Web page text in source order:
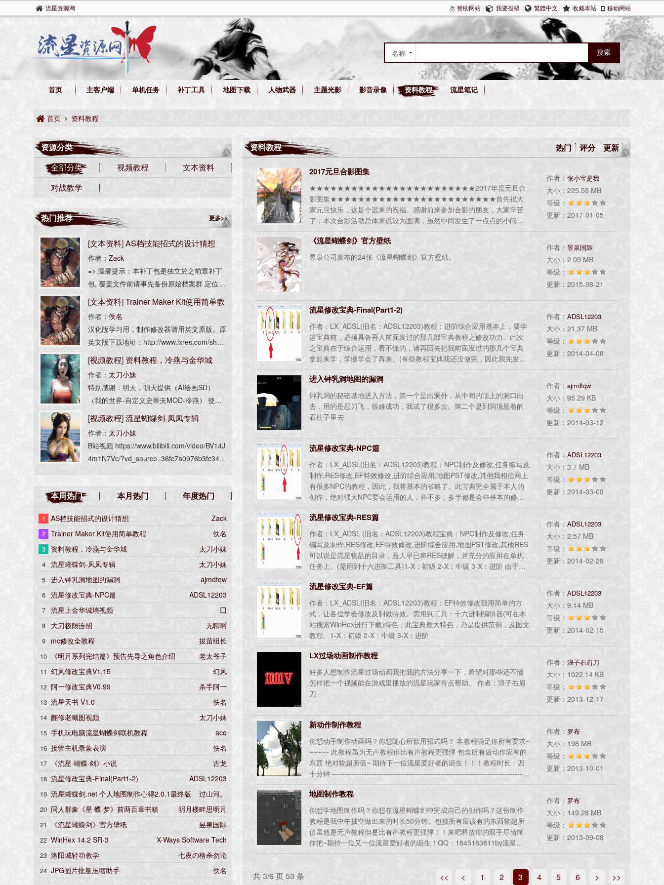
流星资源网 赞助网站 我要投稿 繁體中文 收藏本站 移动网站
名称
综合
首页 主客户端 单机任务 补丁工具 地图下载 人物武器 主题光影 影音录像 资料教程 流星笔记
首页 资料教程
资料教程 热门 评分 更新
作者： 张小宝是我
大小：225.58 MB
等级：
更新：2017-01-05
2017元旦合影图集
★★★★★★★★★★★★★★★★★★★★★★★★2017年度元旦合
影图集★★★★★★★★★★★★★★★★★★★★★★★★首先祝大
家元旦快乐，这是个迟来的祝福。感谢前来参加合影的朋友，大家辛苦
了，本次合影活动总体来说较为圆满，虽然中间发生了一点点的小问
题，但是并不能阻挡我们活动的脚步，其他的话也不多说，大家都懂，
按照计划约定，合影的图册和视频，已经全部完成，请大家欣赏。★★
图集说明★★1、单个文件3.7M，格式BMP，共110张。2、尺寸1440x9
00，可做桌面。3、百度贴吧专题地址:http://tie
作者： 昱泉国际
大小：2.09 MB
等级：
更新：2015-08-21
《流星蝴蝶剑》官方壁纸
昱泉公司发布的24张《流星蝴蝶剑》官方壁纸。
作者： ADSL12203
大小：21.37 MB
等级：
更新：2014-04-08
流星修改宝典-Final(Part1-2)
作者：LX_ADSL(旧名：ADSL12203)教程：进阶综合应用基本上，要学
这宝典前，必须具备吾人前面发过的那几部宝典教程之修改功力。此次
之宝典在于综合运用，看不懂的，请再回去把我前面发过的那几个宝典
拿起来学，学懂学会了再来。(有些教程宝典我还没做完，因此我先发布
这个宝典，不过，还是需具备我之前发的几部宝典的修改功力)特色：此
宝典最大特色，乃是提供范例，及图文教程由于此宝典做的匆忙，虽
然，本人已再三确认，但仍可能还有误，还请各位见谅
作者： ajmdtqw
大小：95.29 KB
等级：
更新：2014-03-12
进入钟乳洞地图的漏洞
钟乳洞的秘密基地进入方法，第一个是出洞外，从中间的顶上的洞口出
去，用的是忍刀飞，很难成功，我试了很多次。第二个是到洞顶悬着的
石柱子里去
作者： ADSL12203
大小：3.7 MB
等级：
更新：2014-03-09
流星修改宝典-NPC篇
作者：LX_ADSL(旧名：ADSL12203)教程：NPC制作及修改,任务编写及
制作,RES修改,EF特效修改,进阶综合应用,地图PST修改,其他我相信网上
有很多NPC的教程，因此，我将基本的省略了。此宝典完全属于本人的
创作，绝对强大NPC要会运用的人，并不多，多半都是会些基本的修
改。若是，没能看懂此宝典，那往后的其他修改教程，如：进阶综合应
用,任务编写及制作，这就完全不用说了特色：此宝典最大特色，乃是提
供范例，及图文教程。1-X：初级 2-X：中级 3-X：进阶
作者： ADSL12203
大小：2.57 MB
等级：
更新：2014-02-28
流星修改宝典-RES篇
作者：LX_ADSL (旧名：ADSL12203)教程宝典：NPC制作及修改,任务
编写及制作,RES修改,EF特效修改,进阶综合应用,地图PST修改,其他RES
可以说是流星物品的目录，吾人早已将RES破解，并充分的应用在单机
任务上。(需用到十六进制工具)1-X：初级 2-X：中级 3-X：进阶 由于制
做匆忙，教程若有错误，请多包涵
作者： ADSL12203
大小：9.14 MB
等级：
更新：2014-02-15
流星修改宝典-EF篇
作者：LX_ADSL(旧名：ADSL12203)教程：EF特效修改我用简单的方
式，让各位学会修改及制做特效。需用到工具：十六进制编辑器(可在本
站搜索WinHex进行下载)特色：此宝典最大特色，乃是提供范例，及图文
教程。1-X：初级 2-X：中级 3-X：进阶
作者： 浪子右肩刀
大小：1022.14 KB
等级：
更新：2013-12-17
LX过场动画制作教程
好多人想制作流星过场动画我把我的方法分享一下，希望对那些还不懂
怎样把一个视频能在游戏里播放的流星玩家有点帮助。 作者：浪子右肩
刀
作者： 罗布
大小：198 MB
等级：
更新：2013-10-01
新动作制作教程
你想动手制作动画吗？你想随心所欲用招式吗？ 本教程满足你所有要求~
~~~~~ 此教程虽为无声教程但比有声教程更强悍 包含所有做动作应有的
东西 绝对物超所值~ 期待下一位流星爱好者的诞生！！！教程时长：四
十分钟 --------------------------------------------------------------------------------
---------------本教程由流星驿站罗布倾力出品转载请注明出处 本人QQ：1
845183811 感谢CCTV、辽宁TV、铁岭TV
作者： 罗布
大小：149.28 MB
等级：
更新：2013-09-08
地图制作教程
你想学地图制作吗？你想在流星蝴蝶剑中完成自己的创作吗？这份制作
教程是我中午抽空做出来的时长50分钟。包揽所有应该有的东西物超所
值虽然是无声教程但是比有声教程更强悍！！来吧释放你的双手尽情制
作把~期待一位又一位流星爱好者的诞生！QQ：1845183811by流星驿
站-罗布
共 3/6 页 53 条 << < 1 2 3 4 5 6 > >>
资源分类
全部分类
视频教程
文本资料
对战教学
热门推荐 更多>>
[文本资料]AS档技能招式的设计猜想
作者：Zack
=> 温馨提示：本补丁包是独立於之前眾补丁
包, 覆盖文件前请事先备份原始档案群 定位：
新技能／招式系统研发並修改之用（非认真之
作，勿喷） 使用方法: *请把AsScripts\Level\A
sCSk
[文本资料]Trainer Maker Kit使用简单教
程
作者：佚名
汉化版学习用，制作修改器请用英文原版。原
英文版下载地址：http://www.lxres.com/sho
w.asp?id=151
[视频教程] 资料教程，冷燕与金华城
作者： 太刀小妹
特别感谢：明天，明天提供（AI绘画SD）
（我的世界-自定义史蒂夫MOD-冷燕） 使用
到的工具有 MMD AI绘画SD 我的世界-自定义
史蒂夫MOD（冷燕在游戏里有光影） PS(合
成调整） -------------------
[视频教程]流星蝴蝶剑-凤凤专辑
作者： 太刀小妹
B站视频 https://www.bilibili.com/video/BV14J
4m1N7Vc/?vd_source=36fc7a0976b3fc346
本周热门 本月热门 年度热门
1 Zack
AS档技能招式的设计猜想
2 佚名
Trainer Maker Kit使用简单教程
3 太刀小妹
资料教程，冷燕与金华城
4 太刀小妹
流星蝴蝶剑-凤凤专辑
5 ajmdtqw
进入钟乳洞地图的漏洞
6 ADSL12203
流星修改宝典-NPC篇
7 囗
流星上金华城墙视频
8 无聊啊
大刀极限连招
9 拔苗组长
mc修改全教程
10 老太爷子
《明月系列完结篇》预告先导之角色介绍
11 幻风
幻风修改宝典V1.15
12 杀手阿一
阿一修改宝典V0.99
13 佚名
流星天书 V1.0
14 太刀小妹
翻修老截图视频
15 ace
手机玩电脑流星蝴蝶剑联机教程
16 佚名
接管主机录象表演
17 古龙
《流星·蝴蝶·剑》小说
18 ADSL12203
流星修改宝典-Final(Part1-2)
19 过山河。
流星蝴蝶剑.net 个人地图制作心得2.0.1最终版
20 明月楼畔思明月
同人群象《星·蝶·梦》前两百章书稿
21 昱泉国际
《流星蝴蝶剑》官方壁纸
22 X-Ways Software Tech
WinHex 14.2 SR-3
23 七夜の格杀勿论
洛阳城轻功教学
24 佚名
JPG图片批量压缩助手